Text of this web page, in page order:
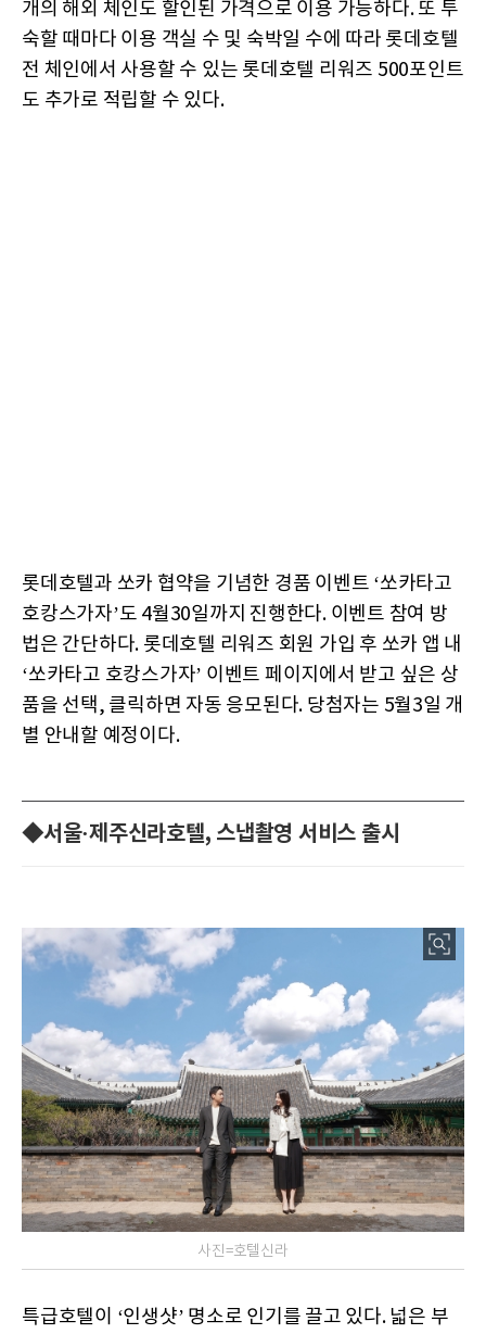
개의 해외 체인도 할인된 가격으로 이용 가능하다. 또 투
숙할 때마다 이용 객실 수 및 숙박일 수에 따라 롯데호텔
전 체인에서 사용할 수 있는 롯데호텔 리워즈 500포인트
도 추가로 적립할 수 있다.
롯데호텔과 쏘카 협약을 기념한 경품 이벤트 ‘쏘카타고
호캉스가자’도 4월30일까지 진행한다. 이벤트 참여 방
법은 간단하다. 롯데호텔 리워즈 회원 가입 후 쏘카 앱 내
‘쏘카타고 호캉스가자’ 이벤트 페이지에서 받고 싶은 상
품을 선택, 클릭하면 자동 응모된다. 당첨자는 5월3일 개
별 안내할 예정이다.
◆서울·제주신라호텔, 스냅촬영 서비스 출시
사진=호텔신라
특급호텔이 ‘인생샷’ 명소로 인기를 끌고 있다. 넓은 부